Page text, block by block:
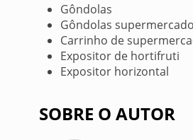
Gôndolas
Gôndolas supermercado
Carrinho de
Expositor de hortifruti
Expositor horizontal
SOBRE O AUTOR